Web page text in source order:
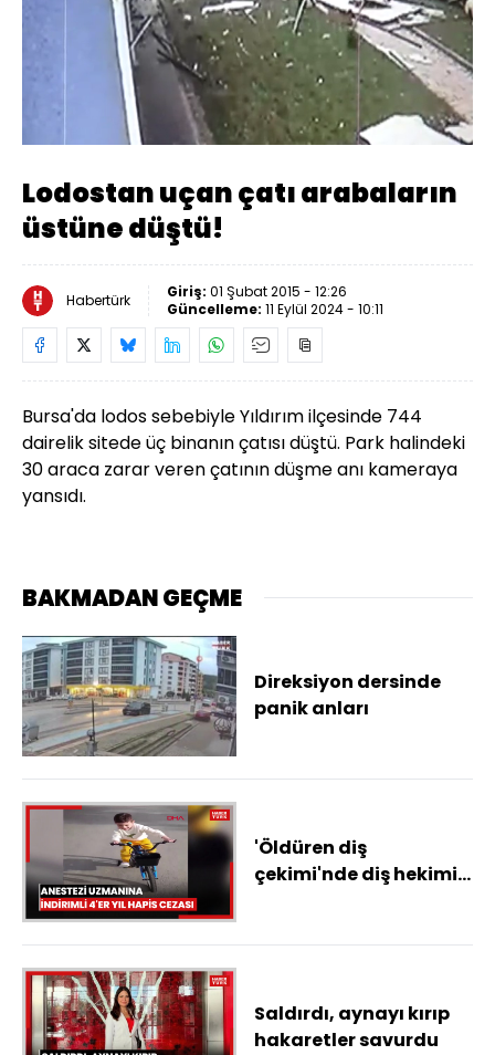
Aç
Yüklendi
32.96%
Oynatma
Hızı
Lodostan uçan çatı arabaların
üstüne düştü!
Habertürk Giriş: 01 Şubat 2015 - 12:26
Güncelleme: 11 Eylül 2024 - 10:11
Bursa'da lodos sebebiyleYıldırımilçesinde 744
dairelik sitede üç binanın çatısı düştü. Park halindeki
30 araca zarar veren çatının düşme anı kameraya
yansıdı.
BAKMADAN GEÇME
Direksiyon dersinde
panik anları
'Öldüren diş
çekimi'nde diş hekimi
cezası
Saldırdı, aynayı kırıp
hakaretler savurdu